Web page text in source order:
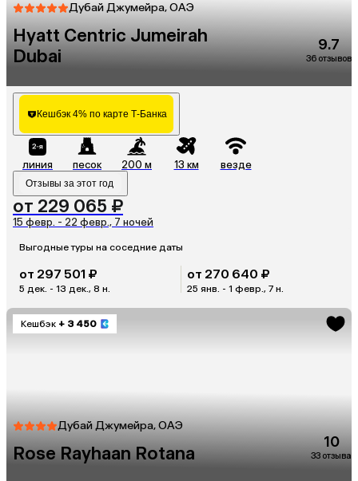
Дубай Джумейра, ОАЭ
Hyatt Centric Jumeirah
Dubai
9.7
36 отзывов
Кешбэк 4% по карте Т-Банка
линия песок 200 м 13 км везде
Отзывы за этот год
от 229 065 ₽
15 февр. - 22 февр., 7 ночей
Выгодные туры на соседние даты
от 297 501 ₽
5 дек. - 13 дек., 8 н.
от 270 640 ₽
25 янв. - 1 февр., 7 н.
Кешбэк + 3 450
Дубай Джумейра, ОАЭ
Rose Rayhaan Rotana
10
33 отзыва